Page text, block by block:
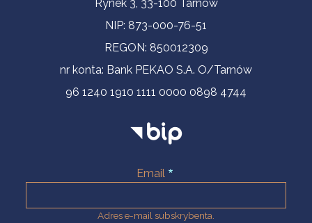
Rynek 3, 33-100 Tarnów
NIP: 873-000-76-51
REGON: 850012309
nr konta: Bank PEKAO S.A. O/Tarnów
96 1240 1910 1111 0000 0898 4744
Email
Adres e-mail subskrybenta.